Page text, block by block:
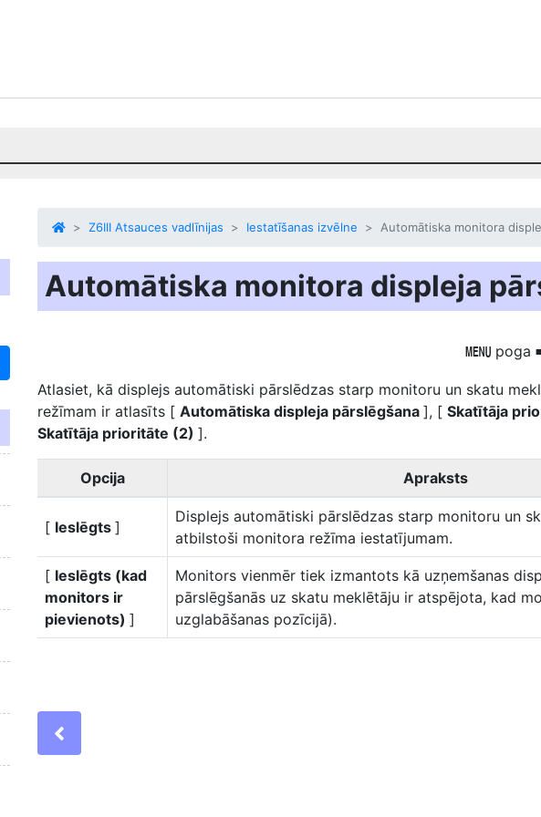
Z6III Atsauces vadlīnijas Iestatīšanas izvēlne Automātiska monitora
Automātiska monitora displeja
G poga
Atlasiet, kā displejs automātiski pārslēdzas starp monitoru un skatu
režīmam ir atlasīts [ Automātiska displeja pārslēgšana ], [ Skatītāja
Skatītāja prioritāte (2) ].
Opcija Apraksts
[ Ieslēgts ]
Displejs automātiski pārslēdzas starp monitoru un
atbilstoši monitora režīma iestatījumam.
[ Ieslēgts (kad
monitors ir
pievienots) ]
Monitors vienmēr tiek izmantots kā uzņemšanas
pārslēgšanās uz skatu meklētāju ir atspējota, kad
uzglabāšanas pozīcijā).